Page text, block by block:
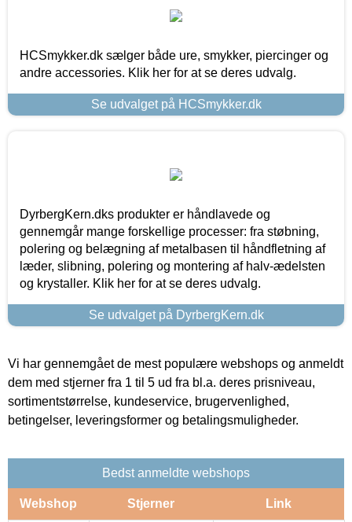
HCSmykker.dk sælger både ure, smykker, piercinger og
andre accessories. Klik her for at se deres udvalg.
Se udvalget på HCSmykker.dk
DyrbergKern.dks produkter er håndlavede og
gennemgår mange forskellige processer: fra støbning,
polering og belægning af metalbasen til håndfletning af
læder, slibning, polering og montering af halv-ædelsten
og krystaller. Klik her for at se deres udvalg.
Se udvalget på DyrbergKern.dk
Vi har gennemgået de mest populære webshops og anmeldt
dem med stjerner fra 1 til 5 ud fra bl.a. deres prisniveau,
sortimentstørrelse, kundeservice, brugervenlighed,
betingelser, leveringsformer og betalingsmuligheder.
Bedst anmeldte webshops
Webshop Stjerner Link